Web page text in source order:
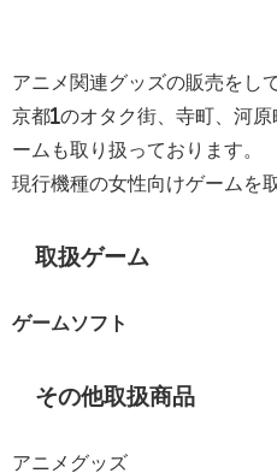
アニメ関連グッズの販売をし
京都1のオタク街、寺町、河
ームも取り扱っております。
現行機種の女性向けゲームを
取扱ゲーム
ゲームソフト
その他取扱商品
アニメグッズ